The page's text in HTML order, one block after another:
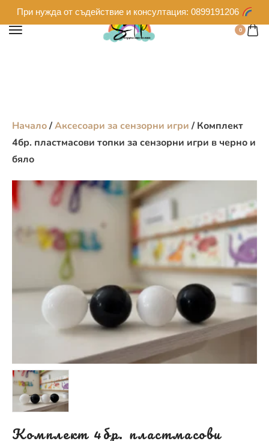
При нужда от съдействие и консултация: 0899191206
0
Начало/Аксесоари за сензорни игри / Комплект
4бр. пластмасови топки за сензорни игри в черно и
бяло
Комплект 4бр. пластмасови